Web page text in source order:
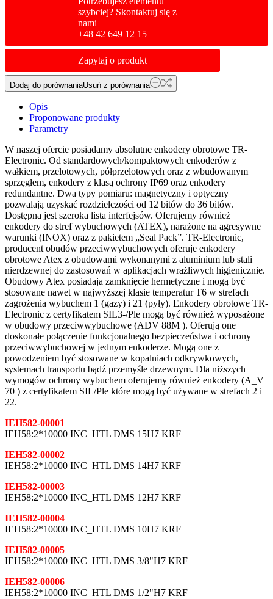
szybciej? Skontaktuj się z
nami
+48 42 649 12 15
Zapytaj o produkt
Dodaj do porównaniaUsuń z porównania
Opis
Proponowane produkty
Parametry
W naszej ofercie posiadamy absolutne enkodery obrotowe TR-
Electronic. Od standardowych/kompaktowych enkoderów z
wałkiem, przelotowych, półprzelotowych oraz z wbudowanym
sprzęgłem, enkodery z klasą ochrony IP69 oraz enkodery
redundantne. Dwa typy pomiaru: magnetyczny i optyczny
pozwalają uzyskać rozdzielczości od 12 bitów do 36 bitów.
Dostępna jest szeroka lista interfejsów. Oferujemy również
enkodery do stref wybuchowych (ATEX), narażone na agresywne
warunki (INOX) oraz z pakietem „Seal Pack”. TR-Electronic,
producent obudów przeciwwybuchowych oferuje enkodery
obrotowe Atex z obudowami wykonanymi z aluminium lub stali
nierdzewnej do zastosowań w aplikacjach wrażliwych higienicznie.
Obudowy Atex posiadaja zamknięcie hermetyczne i mogą być
stosowane nawet w najwyższej klasie temperatur T6 w strefach
zagrożenia wybuchem 1 (gazy) i 21 (pyły). Enkodery obrotowe TR-
Electronic z certyfikatem SIL3-/Ple mogą być również wyposażone
w obudowy przeciwwybuchowe (ADV 88M ). Oferują one
doskonałe połączenie funkcjonalnego bezpieczeństwa i ochrony
przeciwwybuchowej w jednym enkoderze. Mogą one z
powodzeniem być stosowane w kopalniach odkrywkowych,
systemach transportu bądź przemyśle drzewnym. Dla niższych
wymogów ochrony wybuchem oferujemy również enkodery (A_V
70 ) z certyfikatem SIL/Ple które mogą być używane w strefach 2 i
22.
IEH582-00001
IEH58:2*10000 INC_HTL DMS 15H7 KRF
IEH582-00002
IEH58:2*10000 INC_HTL DMS 14H7 KRF
IEH582-00003
IEH58:2*10000 INC_HTL DMS 12H7 KRF
IEH582-00004
IEH58:2*10000 INC_HTL DMS 10H7 KRF
IEH582-00005
IEH58:2*10000 INC_HTL DMS 3/8"H7 KRF
IEH582-00006
IEH58:2*10000 INC_HTL DMS 1/2"H7 KRF